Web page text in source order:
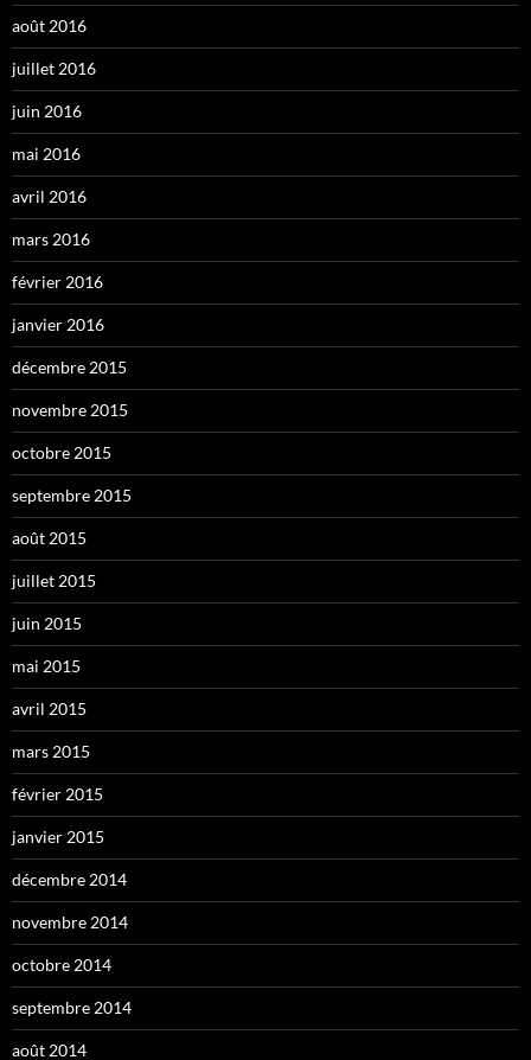
août 2016
juillet 2016
juin 2016
mai 2016
avril 2016
mars 2016
février 2016
janvier 2016
décembre 2015
novembre 2015
octobre 2015
septembre 2015
août 2015
juillet 2015
juin 2015
mai 2015
avril 2015
mars 2015
février 2015
janvier 2015
décembre 2014
novembre 2014
octobre 2014
septembre 2014
août 2014